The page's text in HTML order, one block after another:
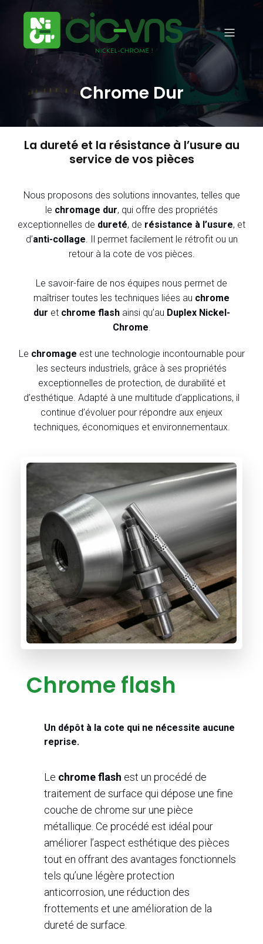
Chrome Dur
La dureté et la résistance à l’usure au
service de vos pièces
Nous proposons des solutions innovantes, telles que
le chromage dur, qui offre des propriétés
exceptionnelles de dureté, de résistance à l’usure, et
d’anti-collage. Il permet facilement le rétrofit ou un
retour à la cote de vos pièces.
Le savoir-faire de nos équipes nous permet de
maîtriser toutes les techniques liées au chrome
dur et chrome flashainsi qu’au Duplex Nickel-
Chrome.
Le chromage est une technologie incontournable pour
les secteurs industriels, grâce à ses propriétés
exceptionnelles de protection, de durabilité et
d’esthétique. Adapté à une multitude d’applications, il
continue d’évoluer pour répondre aux enjeux
techniques, économiques et environnementaux.
Chrome flash
Un dépôt à la cote qui ne nécessite aucune
reprise.
Le chrome flash est un procédé de
traitement de surface qui dépose une fine
couche de chrome sur une pièce
métallique. Ce procédé est idéal pour
améliorer l’aspect esthétique des pièces
tout en offrant des avantages fonctionnels
tels qu’une légère protection
anticorrosion, une réduction des
frottements et une amélioration de la
dureté de surface.